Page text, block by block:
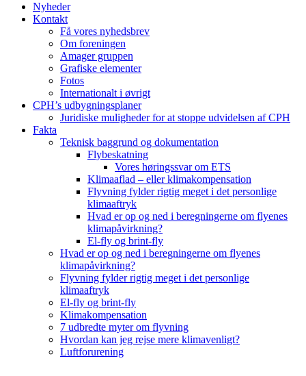
Nyheder
Kontakt
Få vores nyhedsbrev
Om foreningen
Amager gruppen
Grafiske elementer
Fotos
Internationalt i øvrigt
CPH’s udbygningsplaner
Juridiske muligheder for at stoppe udvidelsen af CPH
Fakta
Teknisk baggrund og dokumentation
Flybeskatning
Vores høringssvar om ETS
Klimaaflad – eller klimakompensation
Flyvning fylder rigtig meget i det personlige
klimaaftryk
Hvad er op og ned i beregningerne om flyenes
klimapåvirkning?
El-fly og brint-fly
Hvad er op og ned i beregningerne om flyenes
klimapåvirkning?
Flyvning fylder rigtig meget i det personlige
klimaaftryk
El-fly og brint-fly
Klimakompensation
7 udbredte myter om flyvning
Hvordan kan jeg rejse mere klimavenligt?
Luftforurening